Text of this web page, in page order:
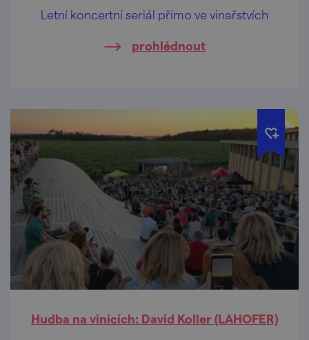
Letní koncertní seriál přímo ve vinařstvích
prohlédnout
Hudba na vinicích: David Koller (LAHOFER)